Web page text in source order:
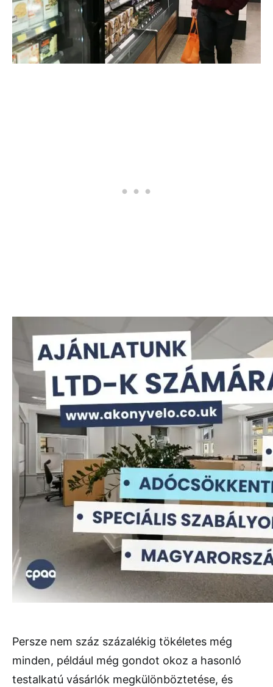
Persze nem száz százalékig tökéletes még
minden, például még gondot okoz a hasonló
testalkatú vásárlók megkülönböztetése, és